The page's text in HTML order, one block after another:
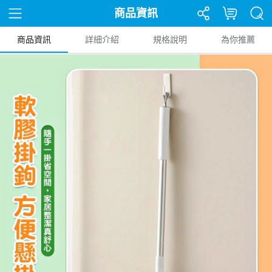
商品資訊
商品資訊 詳細介紹 規格說明 為你推薦